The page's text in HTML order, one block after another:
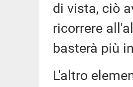
di vista, ciò
ricorrere
basterà più
L'altro